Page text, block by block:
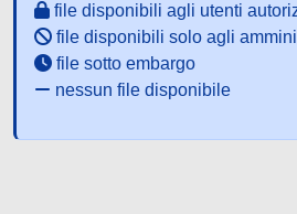
file disponibili agli utenti
file disponibili solo agli
file sotto embargo
nessun file disponibile